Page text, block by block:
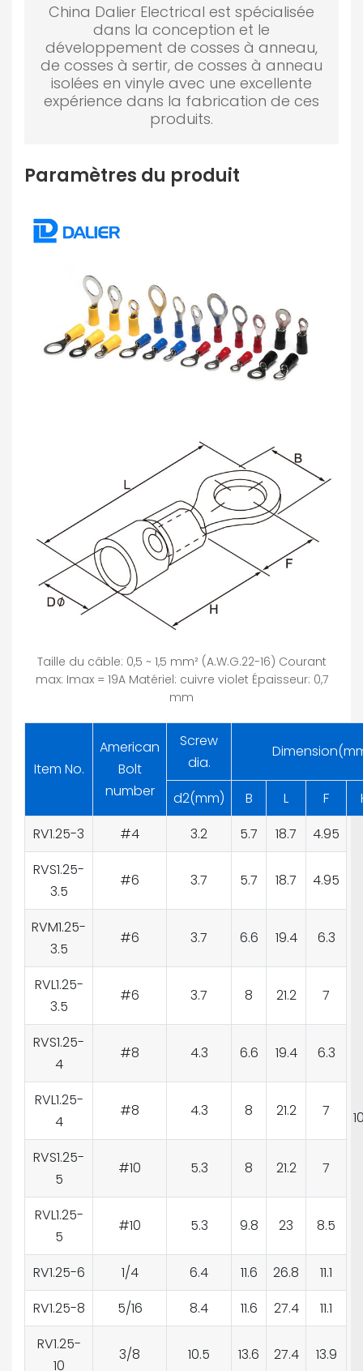
China Dalier Electrical est spécialisée
dans la conception et le
développement de cosses à anneau,
de cosses à sertir, de cosses à anneau
isolées en vinyle avec une excellente
expérience dans la fabrication de ces
produits.
Paramètres du produit
Taille du câble: 0,5 ~ 1,5 mm² (A.W.G.22-16) Courant
max: Imax = 19A Matériel: cuivre violet Épaisseur: 0,7
mm
Item No.
American
Bolt
number
Screw
dia.
d2(mm) B L F
RV1.25-3
#4 3.2 5.7 18.7 4.95
RVS1.25-
3.5
#6 3.7 5.7 18.7 4.95
RVM1.25-
3.5
#6 3.7 6.6 19.4 6.3
RVL1.25-
3.5
#6 3.7 8 21.2 7
RVS1.25-
4
#8 4.3 6.6 19.4 6.3
RVL1.25-
4
#8 4.3 8 21.2 7
RVS1.25-
5
#10 5.3 8 21.2 7
RVL1.25-
5
#10 5.3 9.8 23 8.5
RV1.25-6 1/4 6.4 11.6 26.8
11.1
RV1.25-8
5/16 8.4 11.6 27.4
11.1
RV1.25-
10
3/8 10.5 13.6 27.4 13.9